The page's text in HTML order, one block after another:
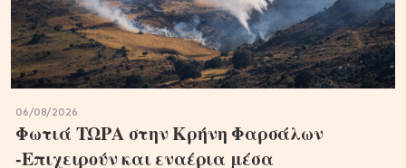
06/08/2026
Φωτιά ΤΩΡΑ στην Κρήνη Φαρσάλων
-Επιχειρούν και εναέρια μέσα